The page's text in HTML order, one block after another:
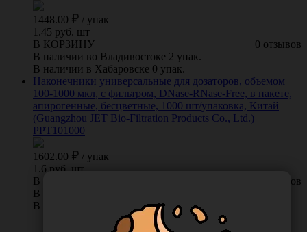
1448.00 / упак
1.45 руб. шт
0 отзывов
В КОРЗИНУ
В наличии во Владивостоке 2 упак.
В наличии в Хабаровске 0 упак.
Наконечники универсальные для дозаторов, объемом
100-1000 мкл, с фильтром, DNase-RNase-Free, в пакете,
апирогенные, бесцветные, 1000 шт/упаковка, Китай
(Guangzhou JET Bio-Filtration Products Co., Ltd.)
PPT101000
1602.00 / упак
1.6 руб. шт
0 отзывов
В КОРЗИНУ
В наличии во Владивостоке 171 упак.
В наличии в Хабаровске 0 упак.